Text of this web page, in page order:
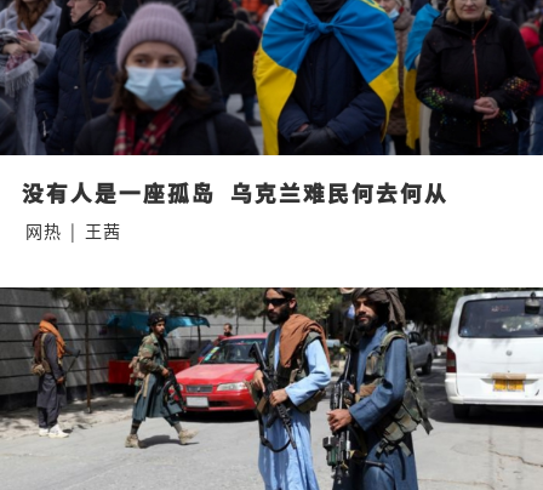
没有人是一座孤岛  乌克兰难民何去何从
网热 | 王茜